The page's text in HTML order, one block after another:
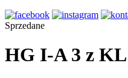
Sprzedane
HG I-A 3 z KL